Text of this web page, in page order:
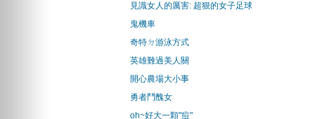
見識女人的厲害: 超狠的女子足球
鬼機車
奇特ㄉ游泳方式
英雄難過美人關
開心農場大小事
勇者鬥醜女
oh~好大一顆"痘"